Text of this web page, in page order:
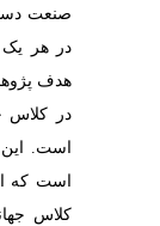
صنعت دسته بندی
در هر یک از این
هدف پژوهش حاضر
در کلاس جهانی
است. این مقاله
است که اصول و
کلاس جهانی